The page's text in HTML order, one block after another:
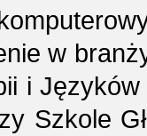
w
i
Szkole